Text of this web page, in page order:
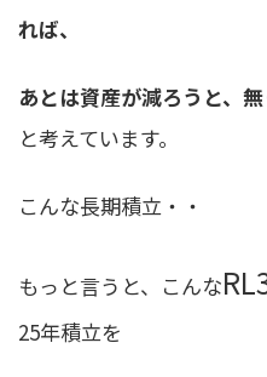
れば、
あとは資産が減ろうと、
と考えています。
こんな長期積立・・
もっと言うと、こんな
25年積立を